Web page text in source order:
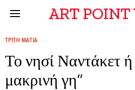
ART
ΤΡΙΤΗ ΜΑΤΙΑ
Το νησί Ναντάκετ
μακρινή γη”